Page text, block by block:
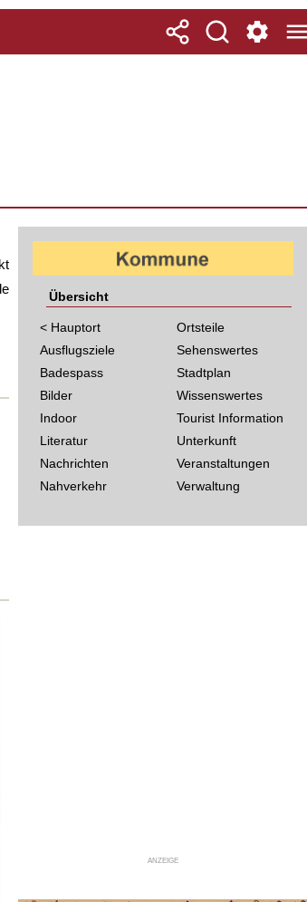
Übersicht
< Hauptort
Ausflugsziele
Badespass
Bilder
Indoor
Literatur
Nachrichten
Nahverkehr
Ortsteile
Sehenswertes
Stadtplan
Wissenswertes
Tourist Information
Unterkunft
Veranstaltungen
Verwaltung
ANZEIGE